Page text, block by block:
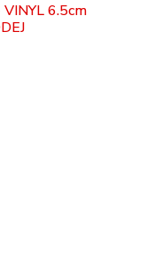
6.5cm